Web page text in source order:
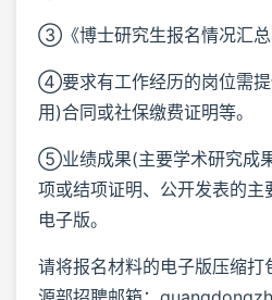
③《博士研究生报名情况汇
④要求有工作经历的岗位需
用)合同或社保缴费证明等。
⑤业绩成果(主要学术研究成
项或结项证明、公开发表的主
电子版。
请将报名材料的电子版压缩打